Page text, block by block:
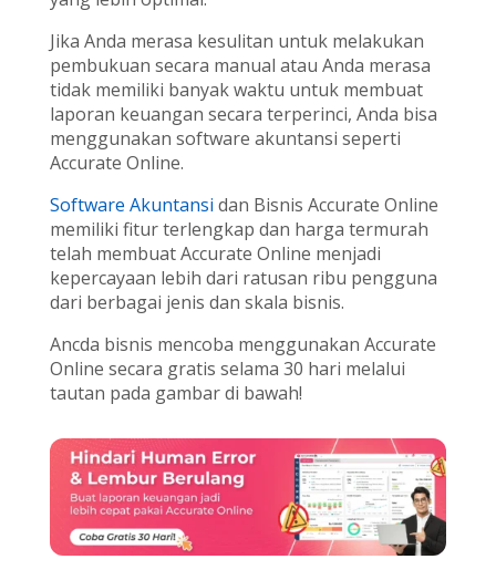
Jika Anda merasa kesulitan untuk melakukan
pembukuan secara manual atau Anda merasa
tidak memiliki banyak waktu untuk membuat
laporan keuangan secara terperinci, Anda bisa
menggunakan software akuntansi seperti
Accurate Online.
Software Akuntansi dan Bisnis Accurate Online
memiliki fitur terlengkap dan harga termurah
telah membuat Accurate Online menjadi
kepercayaan lebih dari ratusan ribu pengguna
dari berbagai jenis dan skala bisnis.
Ancda bisnis mencoba menggunakan Accurate
Online secara gratis selama 30 hari melalui
tautan pada gambar di bawah!